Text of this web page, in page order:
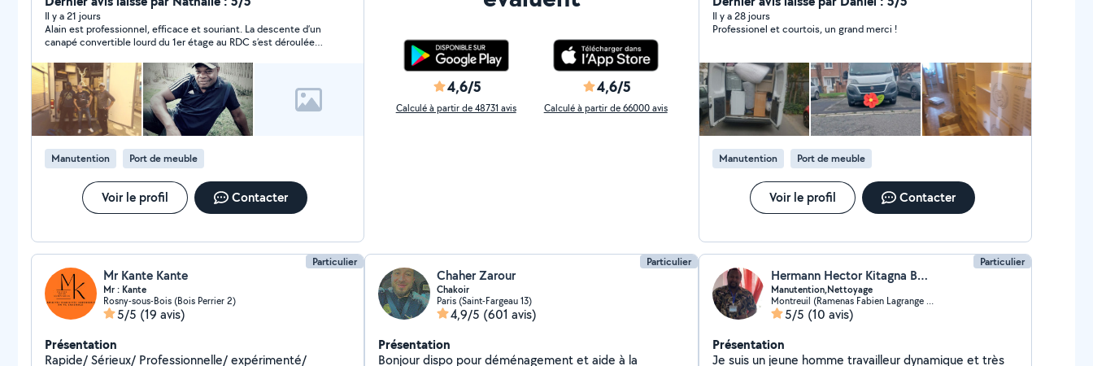
de meubles. travail serieux , efficace. 25 ans d
'experience Je peux me deplacer a domicile pour devis.
contactez moi directement sur sms ou appel
O650467748 même tôt le matin ou tard le soir svp,
merci.
Il y a 21 jours
Alain est professionnel, efficace et souriant. La descente d’un
canapé convertible lourd du 1er étage au RDC s’est déroulée
Merci Alain!
Manutention Port de meuble
Voir le profil Contacter
4,6/5
Calculé à partir de 48731 avis
4,6/5
Calculé à partir de 66000 avis
respect de vos biens. Organisé, dynamique et toujours
à l'écoute, je m'adapte à vos contraintes pour un
satisfaction est ma priorité !
Il y a 28 jours
Professionel et courtois, un grand merci !
Manutention Port de meuble
Voir le profil Contacter
Particulier
Mr Kante Kante
Mr : Kante
Rosny-sous-Bois (Bois Perrier 2)
5/5 (19 avis)
Présentation
Rapide/ Sérieux/ Professionnelle/ expérimenté/
Particulier
Chaher Zarour
Chakoir
Paris (Saint-Fargeau 13)
4,9/5 (601 avis)
Présentation
Bonjour dispo pour déménagement et aide à la
Particulier
Hermann Hector Kitagna Boutang
Manutention,Nettoyage
Montreuil (Ramenas Fabien Lagrange 3)
5/5 (10 avis)
Présentation
Je suis un jeune homme travailleur dynamique et très